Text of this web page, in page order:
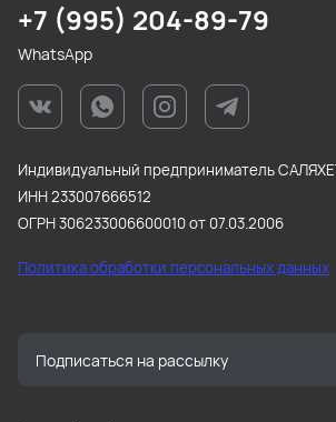
+7 (995) 204-89-79
WhatsApp
Индивидуальный предприниматель
ИНН 233007666512
ОГРН 306233006600010 от 07.03.2006
Политика обработки персональных данных